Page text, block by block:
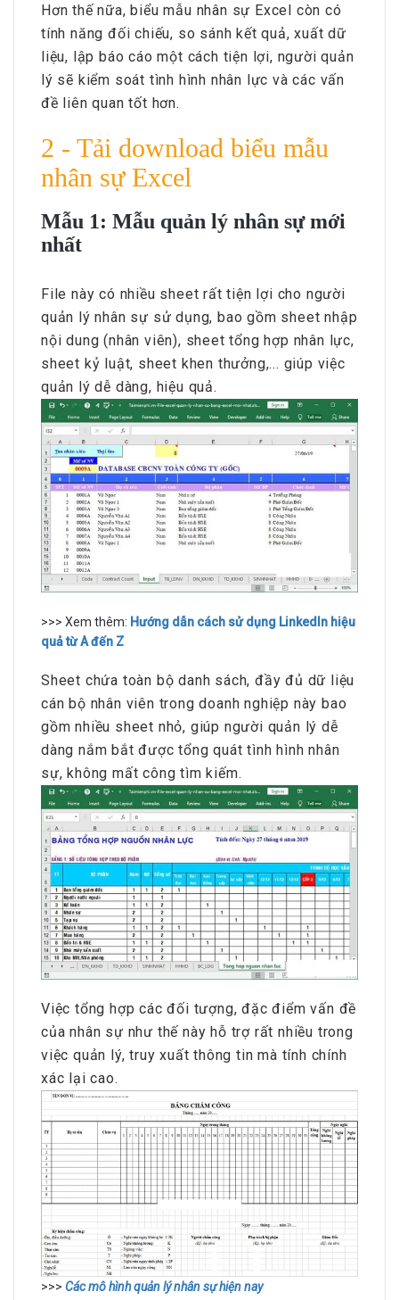
Hơn thế nữa, biểu mẫu nhân sự Excel còn có
tính năng đối chiếu, so sánh kết quả, xuất dữ
liệu, lập báo cáo một cách tiện lợi, người quản
lý sẽ kiểm soát tình hình nhân lực và các vấn
đề liên quan tốt hơn.
2 - Tải download biểu mẫu
nhân sự Excel
Mẫu 1: Mẫu quản lý nhân sự mới
nhất
File này có nhiều sheet rất tiện lợi cho người
quản lý nhân sự sử dụng, bao gồm sheet nhập
nội dung (nhân viên), sheet tổng hợp nhân lực,
sheet kỷ luật, sheet khen thưởng,... giúp việc
quản lý dễ dàng, hiệu quả.
>>> ​​​​Xem thêm: Hướng dẫn cách sử dụng LinkedIn hiệu
quả từ A đến Z
Sheet chứa toàn bộ danh sách, đầy đủ dữ liệu
cán bộ nhân viên trong doanh nghiệp này bao
gồm nhiều sheet nhỏ, giúp người quản lý dễ
dàng nắm bắt được tổng quát tình hình nhân
sự, không mất công tìm kiếm.
Việc tổng hợp các đối tượng, đặc điểm vấn đề
của nhân sự như thế này hỗ trợ rất nhiều trong
việc quản lý, truy xuất thông tin mà tính chính
xác lại cao.
>>> Các mô hình quản lý nhân sự hiện nay